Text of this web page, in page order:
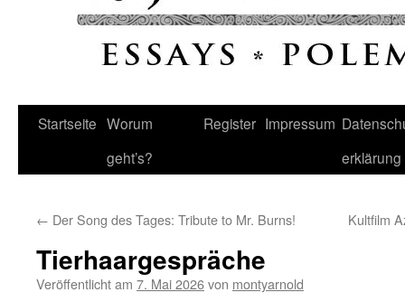
Startseite Worum
geht’s?
Register Impressum
erklärung
← Der Song des Tages: Tribute to Mr. Burns! Kultfilm
Tierhaargespräche
Veröffentlicht am 7. Mai 2026von montyarnold